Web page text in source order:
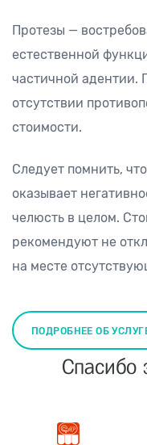
Протезы —
естественной
частичной адентии.
отсутствии
стоимости.
Следует помнить,
оказывает
челюсть в целом.
рекомендуют не
на месте
ПОДРОБНЕЕ ОБ
Спасибо